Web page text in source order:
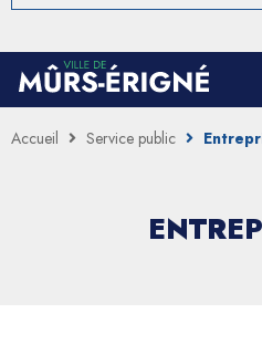
Accueil Service public